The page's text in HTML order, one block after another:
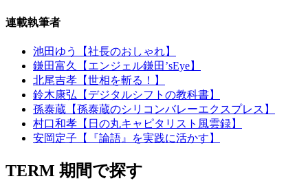
連載執筆者
池田ゆう【社長のおしゃれ】
鎌田富久【エンジェル鎌田’sEye】
北尾吉孝【世相を斬る！】
鈴木康弘【デジタルシフトの教科書】
孫泰蔵【孫泰蔵のシリコンバレーエクスプレス】
村口和孝【日の丸キャピタリスト風雲録】
安岡定子【『論語』を実践に活かす】
TERM 期間で探す